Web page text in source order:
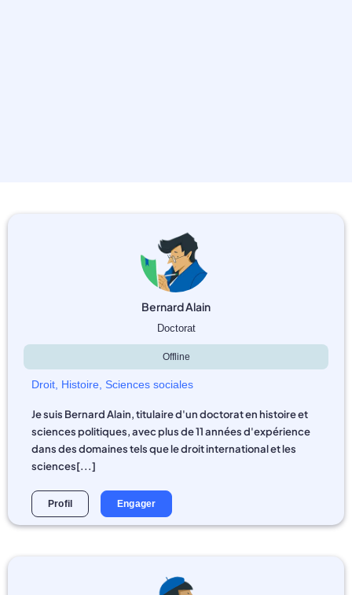
Bernard Alain
Doctorat
Offline
Droit Histoire Sciences sociales
Je suis Bernard Alain, titulaire d'un doctorat en histoire et
sciences politiques, avec plus de 11 années d'expérience
dans des domaines tels que le droit international et les
sciences[...]
Profil Engager